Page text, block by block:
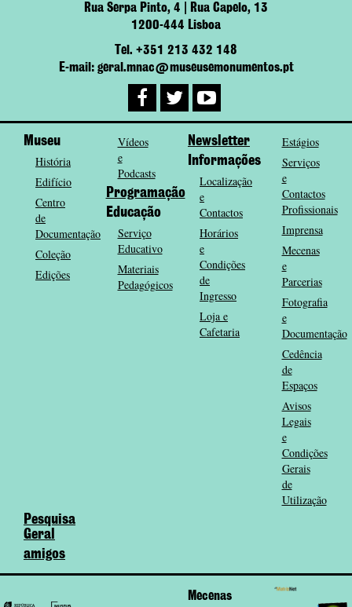
Rua Serpa Pinto, 4 | Rua Capelo, 13
1200-444 Lisboa
Tel. +351 213 432 148
E-mail: geral.mnac@museusemonumentos.pt
Museu
História
Edifício
Centro
de
Documentação
Coleção
Edições
Vídeos
e
Podcasts
Programação
Educação
Serviço
Educativo
Materiais
Pedagógicos
Newsletter
Informações
Localização
e
Contactos
Horários
e
Condições
de
Ingresso
Loja e
Cafetaria
Estágios
Serviços
e
Contactos
Profissionais
Imprensa
Mecenas
e
Parcerias
Fotografia
e
Documentação
Cedência
de
Espaços
Avisos
Legais
e
Condições
Gerais
de
Utilização
Pesquisa
Geral
amigos
Mecenas